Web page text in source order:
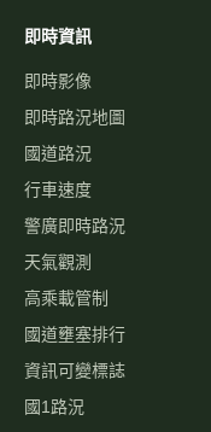
即時資訊
即時影像
即時路況地圖
國道路況
行車速度
警廣即時路況
天氣觀測
高乘載管制
國道壅塞排行
資訊可變標誌
國1路況